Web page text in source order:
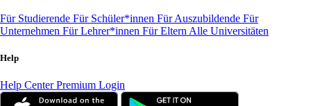
Für Studierende Für Schüler*innen Für Auszubildende Für
Unternehmen Für Lehrer*innen Für Eltern Alle Universitäten
Help
Help CenterPremium Login